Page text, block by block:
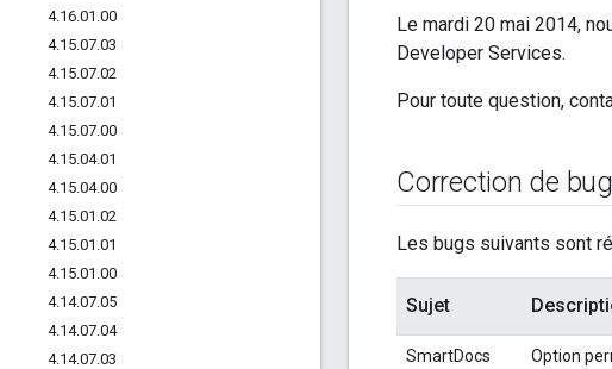
4.16.01 .00
4.15.07.03
4.15.07.02
4.15.07.01
4.15.07.00
4.15.04.01
4.15.04.00
4.15.01 .02
4.15.01 .01
4.15.01 .00
4.14.07.05
4.14.07.04
4.14.07.03
Le mardi 20 mai 2014,
Developer Services.
Pour toute question,
Correction de
Les bugs suivants sont
Sujet
SmartDocs Option